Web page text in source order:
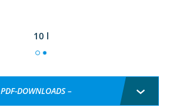
10 l
DOWNLOADS –